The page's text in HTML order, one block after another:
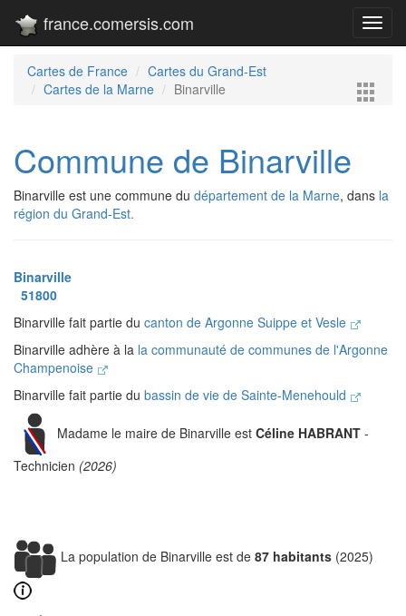
france.comersis.com
Cartes de France
Cartes du Grand-Est
Cartes de la Marne
Binarville
Commune de Binarville
Binarville est une commune du département de la Marne, dans la
région du Grand-Est.
Binarville
51800
Binarville fait partie du canton de Argonne Suippe et Vesle
Binarville adhère à la la communauté de communes de l'Argonne
Champenoise
Binarville fait partie du bassin de vie de Sainte-Menehould
Madame le maire de Binarville est Céline HABRANT -
Technicien (2026)
La population de Binarville est de 87 habitants (2025)